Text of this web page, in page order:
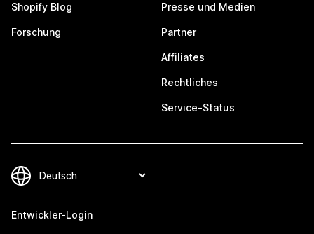
Shopify Blog
Forschung
Presse und Medien
Partner
Affiliates
Rechtliches
Service-Status
Entwickler-Login